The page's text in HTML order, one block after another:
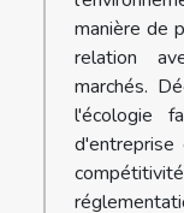
manière de
relation
marchés.
l'écologie